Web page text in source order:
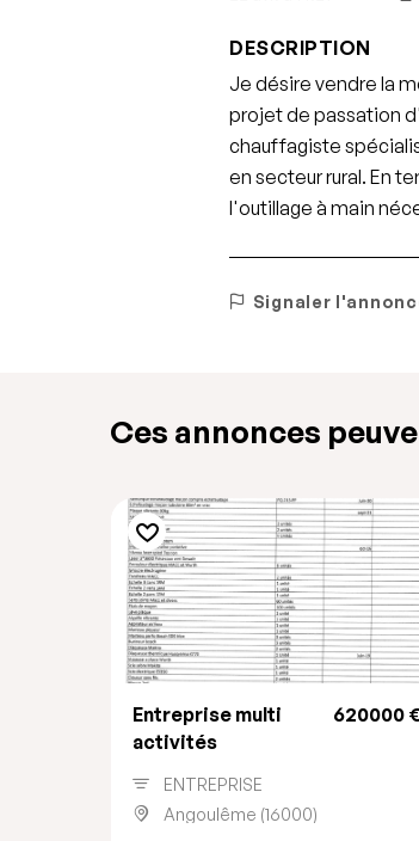
DESCRIPTION
Je désire vendre la
projet de passation
chauffagiste
en secteur rural. En
l'outillage à main
Signaler
Ces annonces
Entreprise multi
activités
620000 €
ENTREPRISE
Angoulême (16000)